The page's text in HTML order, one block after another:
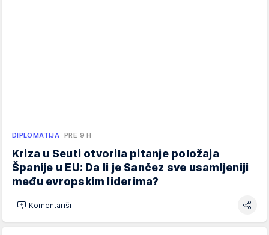
DIPLOMATIJA PRE 9 H
Kriza u Seuti otvorila pitanje položaja
Španije u EU: Da li je Sančez sve usamljeniji
među evropskim liderima?
Komentariši